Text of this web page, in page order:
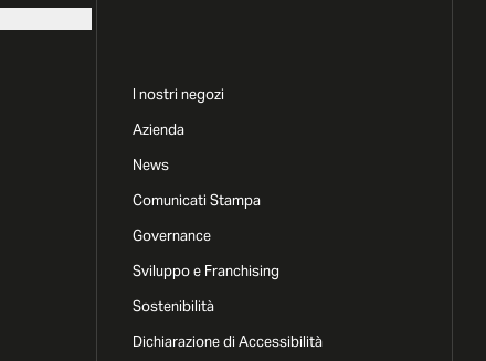
I nostri negozi
Azienda
News
Comunicati Stampa
Governance
Sviluppo e Franchising
Sostenibilità
Dichiarazione di Accessibilità